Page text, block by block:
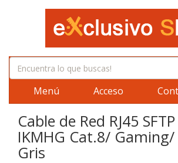
Menú Acceso
Cable de Red RJ45
IKMHG Cat.8/
Gris